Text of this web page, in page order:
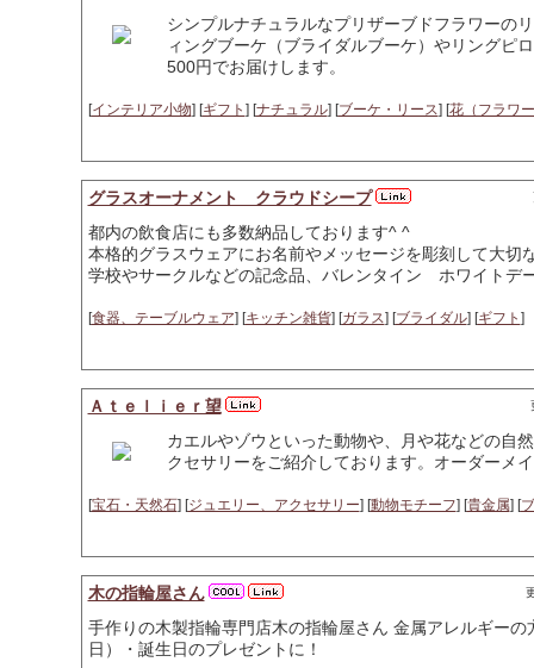
シンプルナチュラルなプリザーブドフラワーの
ィングブーケ（ブライダルブーケ）やリングピ
500円でお届けします。
[インテリア小物] [ギフト ] [ナチュラル] [ブーケ・リース] [花（フラワ
グラスオーナメント クラウドシープ
都内の飲食店にも多数納品しております^ ^
本格的グラスウェアにお名前やメッセージを彫刻して大切
学校やサークルなどの記念品、バレンタイン ホワイトデ
[食器、テーブルウェア] [キッチン雑貨] [ガラス] [ブライダル] [ギフト ]
Ａｔｅｌｉｅｒ望
カエルやゾウといった動物や、月や花などの自
クセサリーをご紹介しております。オーダーメ
[宝石・天然石] [ジュエリー、アクセサリー] [動物モチーフ] [貴金属] [
木の指輪屋さん
手作りの木製指輪専門店木の指輪屋さん 金属アレルギー
日）・誕生日のプレゼントに！